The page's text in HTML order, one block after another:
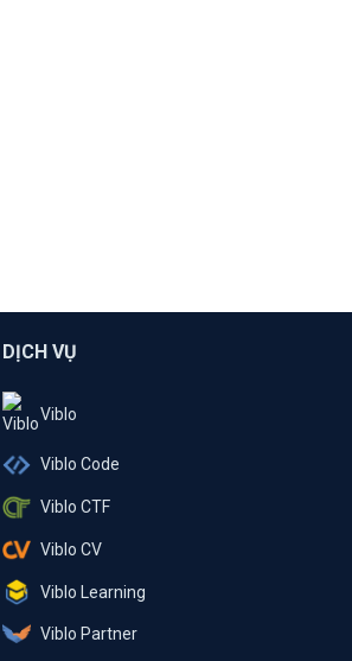
DỊCH VỤ
Viblo
Viblo Code
Viblo CTF
Viblo CV
Viblo Learning
Viblo Partner